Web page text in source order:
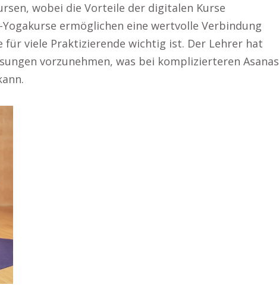
wobei die Vorteile der digitalen Kurse
ermöglichen eine wertvolle Verbindung
für viele Praktizierende wichtig ist. Der Lehrer hat
vorzunehmen, was bei komplizierteren Asanas